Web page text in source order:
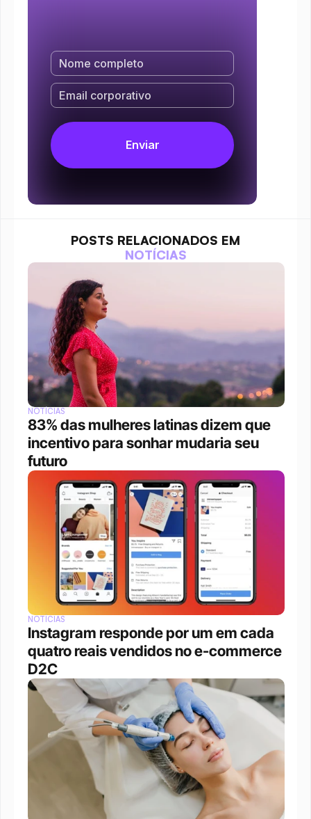
POSTS RELACIONADOS EM
NOTÍCIAS
NOTÍCIAS
83% das mulheres latinas dizem que
incentivo para sonhar mudaria seu
futuro
NOTÍCIAS
Instagram responde por um em cada
quatro reais vendidos no e-commerce
D2C